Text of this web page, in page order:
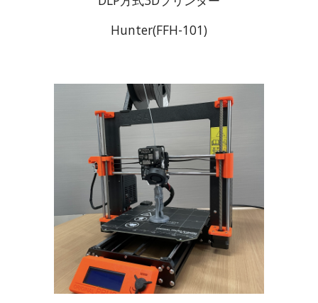
Hunter(FFH-101)